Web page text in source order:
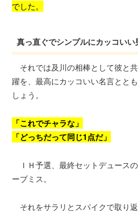
でした。
真っ直ぐでシンプルにカッコい
それでは及川の相棒として彼と
躍を、最高にカッコいい名言とと
しょう。
「これでチャラな」
「どっちだって同じ1点だ」
ＩＨ予選、最終セットデュース
ーブミス。
それをサラリとスパイクで取り